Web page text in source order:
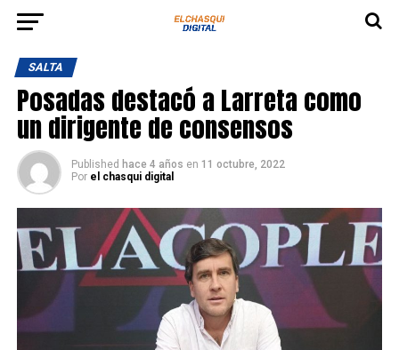
SALTA
Posadas destacó a Larreta como
un dirigente de consensos
Published hace 4 años en 11 octubre, 2022
Por el chasqui digital